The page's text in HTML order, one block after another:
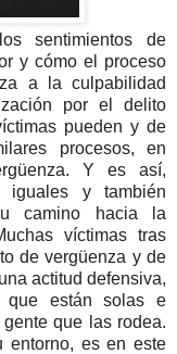
sentimientos de
y cómo el proceso
a la culpabilidad
por el delito
pueden y de
procesos, en
Y es así,
iguales y también
camino hacia la
víctimas tras
de vergüenza y de
actitud defensiva,
que están solas e
que las rodea.
entorno, es en este